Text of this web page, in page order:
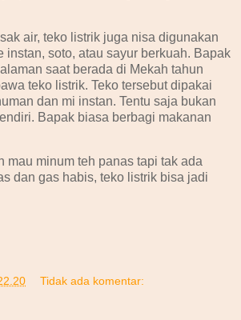
air, teko listrik juga nisa digunakan
instan, soto, atau sayur berkuah. Bapak
saat berada di Mekah tahun
teko listrik. Teko tersebut dipakai
dan mi instan. Tentu saja bukan
Bapak biasa berbagi makanan
mau minum teh panas tapi tak ada
dan gas habis, teko listrik bisa jadi
Tidak ada komentar: